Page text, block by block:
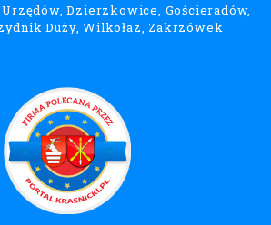
Dzierzkowice, Gościeradów,
Duży, Wilkołaz, Zakrzówek